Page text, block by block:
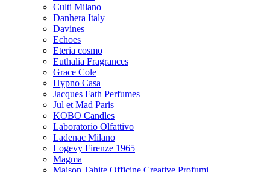
Culti Milano
Danhera Italy
Davines
Echoes
Eteria cosmo
Euthalia Fragrances
Grace Cole
Hypno Casa
Jacques Fath Perfumes
Jul et Mad Paris
KOBO Candles
Laboratorio Olfattivo
Ladenac Milano
Logevy Firenze 1965
Magma
Maison Tahite Officine Creative Profumi